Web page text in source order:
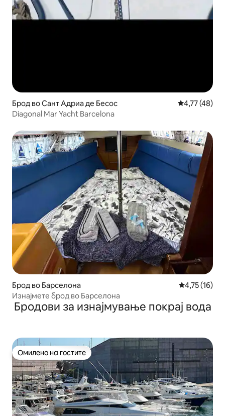
Брод во Сант Адриа де Бесос Просечна
4,77 (48)
Diagonal Mar Yacht Barcelona
Брод во Барселона Просечна
4,75 (16)
Изнајмете брод во Барселона
Бродови за изнајмување покрај вода
Омилено на гостите
Омилено на гостите